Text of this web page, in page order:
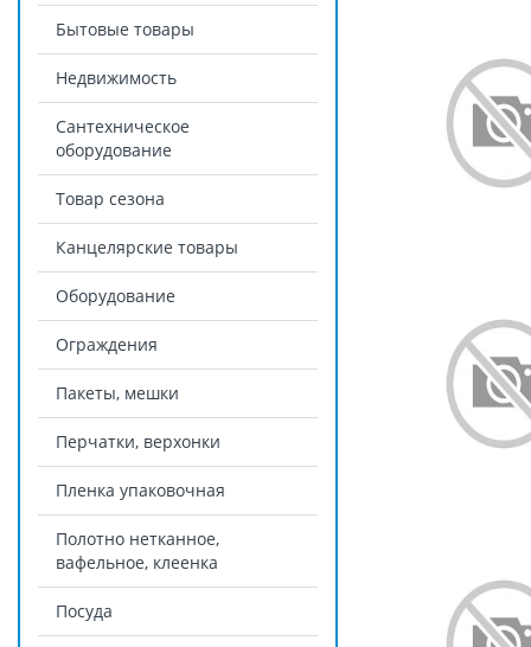
Бытовые товары
Недвижимость
Сантехническое
оборудование
Товар сезона
Канцелярские товары
Оборудование
Ограждения
Пакеты, мешки
Перчатки, верхонки
Пленка упаковочная
Полотно нетканное,
вафельное, клеенка
Посуда